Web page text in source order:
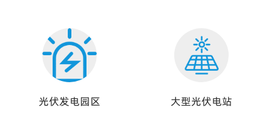
光伏发电园区 大型光伏电站